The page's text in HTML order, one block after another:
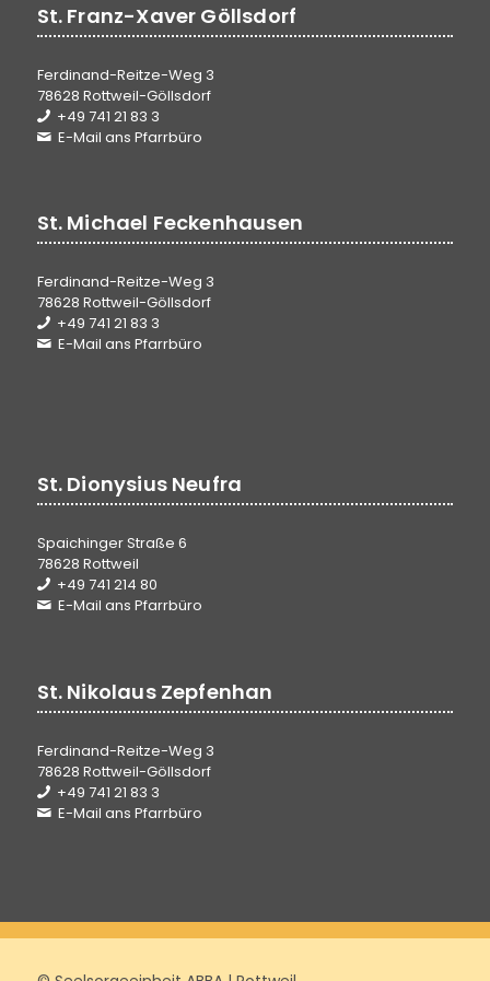
St. Franz-Xaver Göllsdorf
Ferdinand-Reitze-Weg 3
78628 Rottweil-Göllsdorf
+49 741 21 83 3
E-Mail ans Pfarrbüro
St. Michael Feckenhausen
Ferdinand-Reitze-Weg 3
78628 Rottweil-Göllsdorf
+49 741 21 83 3
E-Mail ans Pfarrbüro
St. Dionysius Neufra
Spaichinger Straße 6
78628 Rottweil
+49 741 214 80
E-Mail ans Pfarrbüro
St. Nikolaus Zepfenhan
Ferdinand-Reitze-Weg 3
78628 Rottweil-Göllsdorf
+49 741 21 83 3
E-Mail ans Pfarrbüro